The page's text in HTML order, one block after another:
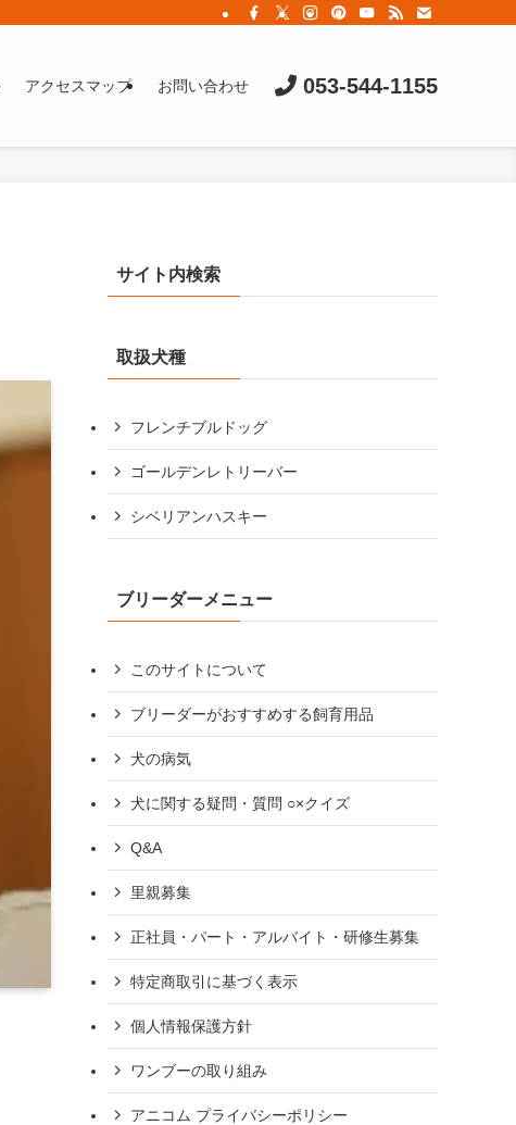
アクセスマップ お問い合わせ 053-544-1155
サイト内検索
取扱犬種
フレンチブルドッグ
ゴールデンレトリーバー
シベリアンハスキー
ブリーダーメニュー
このサイトについて
ブリーダーがおすすめする飼育用品
犬の病気
犬に関する疑問・質問 ○×クイズ
Q&A
里親募集
正社員・パート・アルバイト・研修生募集
特定商取引に基づく表示
個人情報保護方針
ワンブーの取り組み
アニコム プライバシーポリシー